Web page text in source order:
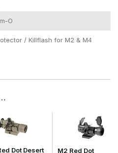
O
/ Killflash for M2 & M4
Dot Desert M2 Red Dot